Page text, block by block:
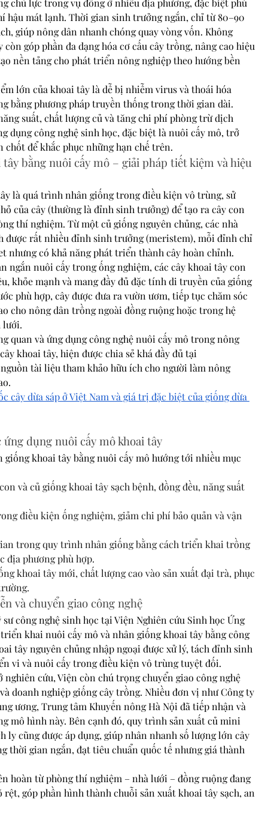
hậu mát lạnh. Thời gian sinh trưởng ngắn, chỉ từ 80–90
giúp nông dân nhanh chóng quay vòng vốn. Không
còn góp phần đa dạng hóa cơ cấu cây trồng, nâng cao hiệu
nền tảng cho phát triển nông nghiệp theo hướng bền
lớn của khoai tây là dễ bị nhiễm virus và thoái hóa
bằng phương pháp truyền thống trong thời gian dài.
suất, chất lượng củ và tăng chi phí phòng trừ dịch
dụng công nghệ sinh học, đặc biệt là nuôi cấy mô, trở
chốt để khắc phục những hạn chế trên.
tây bằng nuôi cấy mô – giải pháp tiết kiệm và hiệu
là quá trình nhân giống trong điều kiện vô trùng, sử
của cây (thường là đỉnh sinh trưởng) để tạo ra cây con
thí nghiệm. Từ một củ giống nguyên chủng, các nhà
được rất nhiều đỉnh sinh trưởng (meristem), mỗi đỉnh chỉ
nhưng có khả năng phát triển thành cây hoàn chỉnh.
ngắn nuôi cấy trong ống nghiệm, các cây khoai tây con
khỏe mạnh và mang đầy đủ đặc tính di truyền của giống
phù hợp, cây được đưa ra vườn ươm, tiếp tục chăm sóc
cho nông dân trồng ngoài đồng ruộng hoặc trong hệ
lưới.
quan và ứng dụng công nghệ nuôi cấy mô trong nông
tài liệu tham khảo hữu ích cho người làm nông
cây dừa sáp ở Việt Nam và giá trị đặc biệt của giống dừa
ứng dụng nuôi cấy mô khoai tây
khoai tây bằng nuôi cấy mô hướng tới nhiều mục
và củ giống khoai tây sạch bệnh, đồng đều, năng suất
điều kiện ống nghiệm, giảm chi phí bảo quản và vận
trong quy trình nhân giống bằng cách triển khai trồng
địa phương phù hợp.
khoai tây mới, chất lượng cao vào sản xuất đại trà, phục
và chuyển giao công nghệ
sư công nghệ sinh học tại Viện Nghiên cứu Sinh học Ứng
khai nuôi cấy mô và nhân giống khoai tây bằng công
tây nguyên chủng nhập ngoại được xử lý, tách đỉnh sinh
vi và nuôi cấy trong điều kiện vô trùng tuyệt đối.
nghiên cứu, Viện còn chú trọng chuyển giao công nghệ
doanh nghiệp giống cây trồng. Nhiều đơn vị như Công ty
ương, Trung tâm Khuyến nông Hà Nội đã tiếp nhận và
mô hình này. Bên cạnh đó, quy trình sản xuất củ mini
ly cũng được áp dụng, giúp nhân nhanh số lượng lớn cây
thời gian ngắn, đạt tiêu chuẩn quốc tế nhưng giá thành
hoàn từ phòng thí nghiệm – nhà lưới – đồng ruộng đang
rệt, góp phần hình thành chuỗi sản xuất khoai tây sạch, an